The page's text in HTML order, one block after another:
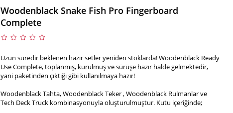
Woodenblack Snake Fish Pro Fingerboard
Complete
Uzun süredir beklenen hazır setler yeniden stoklarda! Woodenblack Ready
Use Complete, toplanmış, kurulmuş ve sürüşe hazır halde gelmektedir,
yani paketinden çıktığı gibi kullanılmaya hazır!
Woodenblack Tahta, Woodenblack Teker , Woodenblack Rulmanlar ve
Tech Deck Truck kombinasyonuyla oluşturulmuştur. Kutu içeriğinde;